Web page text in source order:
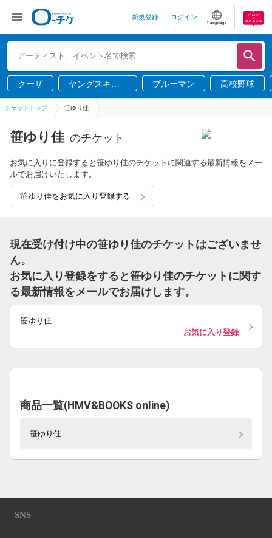
新規登録 ログイン
Language
クーザ
ヤングスキニ
ー
ブルーマン 高校野球
チケットトップ 笹ゆり佳
笹ゆり佳 のチケット
お気に入りに登録すると笹ゆり佳のチケットに関連する最新情報をメー
ルでお届けいたします。
笹ゆり佳をお気に入り登録する
現在受け付け中の笹ゆり佳のチケットはございませ
ん。
お気に入り登録をすると笹ゆり佳のチケットに関す
る最新情報をメールでお届けします。
笹ゆり佳
お気に入り登録
商品一覧(HMV&BOOKS online)
笹ゆり佳
SNS